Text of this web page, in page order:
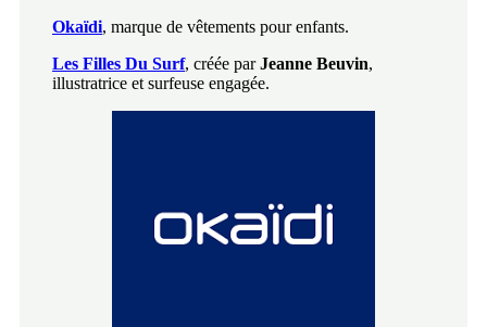
Okaïdi, marque de vêtements pour enfants.
Les Filles Du Surf, créée parJeanne Beuvin,
illustratrice et surfeuse engagée.